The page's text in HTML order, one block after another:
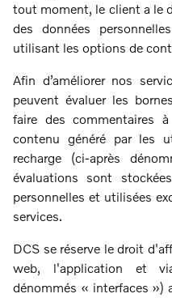
tout moment, le client a le
des données
utilisant les options de
Afin d’améliorer nos
peuvent évaluer les
faire des commentaires
contenu généré par les
recharge (ci-après
évaluations sont
personnelles et utilisées
services.
DCS se réserve le droit
web, l'application et
dénommés « interfaces »)